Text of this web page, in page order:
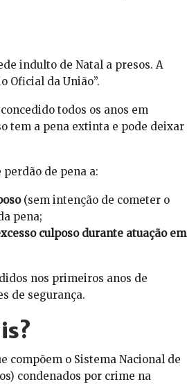
indulto de Natal a presos. A
Oficial da União”.
todos os anos em
tem a pena extinta e pode deixar
de pena a:
(sem intenção de cometer o
pena;
culposo durante atuação em
nos primeiros anos de
de segurança.
compõem o Sistema Nacional de
condenados por crime na